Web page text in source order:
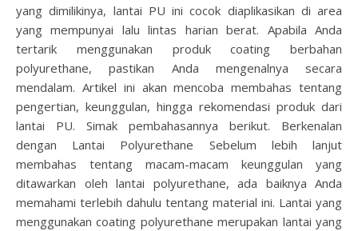
yang dimilikinya, lantai PU ini cocok diaplikasikan di area
yang mempunyai lalu lintas harian berat. Apabila Anda
tertarik menggunakan produk coating berbahan
polyurethane, pastikan Anda mengenalnya secara
mendalam. Artikel ini akan mencoba membahas tentang
pengertian, keunggulan, hingga rekomendasi produk dari
lantai PU. Simak pembahasannya berikut. Berkenalan
dengan Lantai Polyurethane Sebelum lebih lanjut
membahas tentang macam-macam keunggulan yang
ditawarkan oleh lantai polyurethane, ada baiknya Anda
memahami terlebih dahulu tentang material ini. Lantai yang
menggunakan coating polyurethane merupakan lantai yang